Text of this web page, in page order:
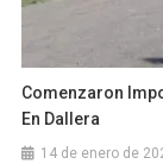
Comenzaron
En Dallera
14 de enero de